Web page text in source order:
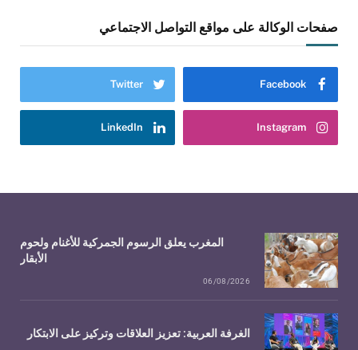
صفحات الوكالة على مواقع التواصل الاجتماعي
Facebook
Twitter
Instagram
LinkedIn
المغرب يعلق الرسوم الجمركية للأغنام ولحوم
الأبقار
06/08/2026
الغرفة العربية: تعزيز العلاقات وتركيز على الابتكار